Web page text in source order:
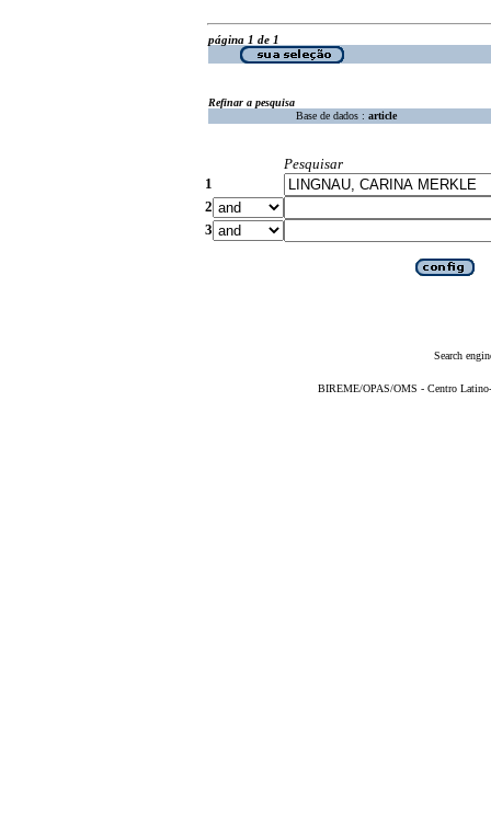
página 1 de 1
Refinar a pesquisa
Base de dados : article
Pesquisar
1
2
3
Search
BIREME/OPAS/OMS - Centro Latino-